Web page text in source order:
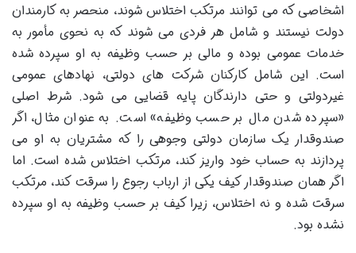
اشخاصی که می توانند مرتکب اختلاس شوند، منحصر به کارمندان
دولت نیستند و شامل هر فردی می شوند که به نحوی مأمور به
خدمات عمومی بوده و مالی بر حسب وظیفه به او سپرده شده
است. این شامل کارکنان شرکت های دولتی، نهادهای عمومی
غیردولتی و حتی دارندگان پایه قضایی می شود. شرط اصلی
«سپرده شدن مال بر حسب وظیفه» است. به عنوان مثال، اگر
صندوقدار یک سازمان دولتی وجوهی را که مشتریان به او می
پردازند به حساب خود واریز کند، مرتکب اختلاس شده است. اما
اگر همان صندوقدار کیف یکی از ارباب رجوع را سرقت کند، مرتکب
سرقت شده و نه اختلاس، زیرا کیف بر حسب وظیفه به او سپرده
نشده بود.